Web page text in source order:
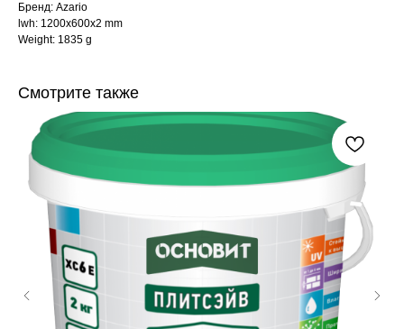
Бренд: Azario
lwh: 1200x600x2 mm
Weight: 1835 g
Смотрите также